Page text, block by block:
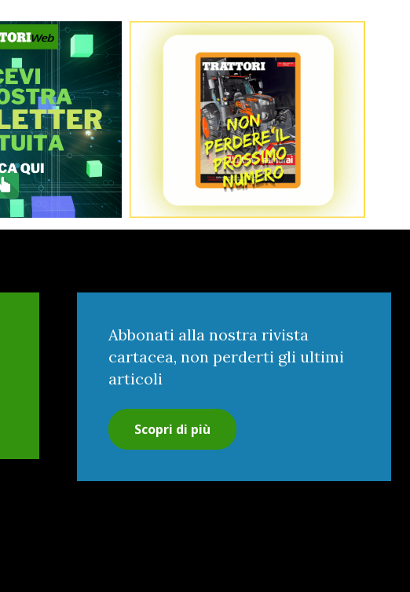
Abbonati alla nostra rivista
cartacea, non perderti gli ultimi
articoli
Scopri di più